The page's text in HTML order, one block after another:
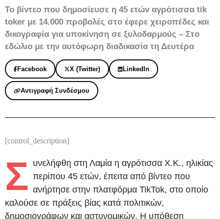
Το βίντεο που δημοσίευσε η 45 ετών αγρότισσα tik
toker με 14.000 προβολές στο έφερε χειροπέδες και
δικογραφία για υποκίνηση σε ξυλοδαρμούς – Στο
εδώλιο με την αυτόφωρη διαδικασία τη Δευτέρα
Facebook X (Twitter) LinkedIn
Αντιγραφή Συνδέσμου
[control_description]
Σ υνελήφθη στη Λαμία η αγρότισσα Χ.Κ., ηλικίας
περίπου 45 ετών, έπειτα από βίντεο που
ανήρτησε στην πλατφόρμα TikTok, στο οποίο
καλούσε σε πράξεις βίας κατά πολιτικών,
δημοσιογράφων και αστυνομικών. Η υπόθεση